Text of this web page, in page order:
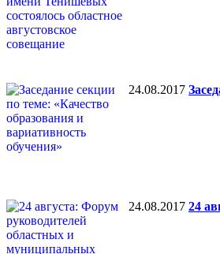
24.08.2017
24.08.2017 24